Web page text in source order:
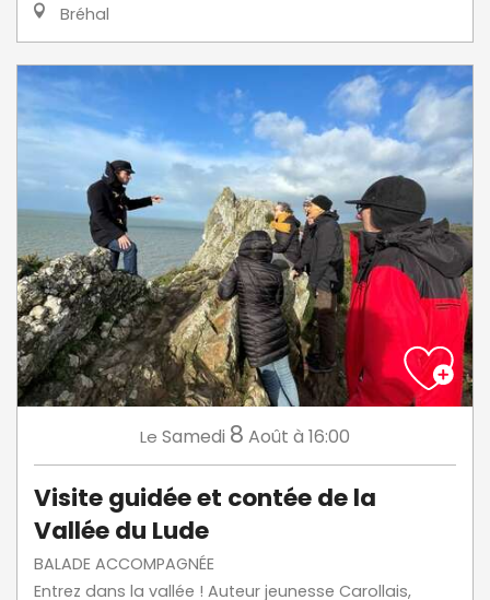
Bréhal
Le Samedi 8 Août à 16:00
Visite guidée et contée de la
Vallée du Lude
BALADE ACCOMPAGNÉE
Entrez dans la vallée ! Auteur jeunesse Carollais,